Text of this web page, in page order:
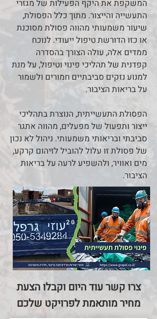
המשקפת את היקף הפעילות של מגזרי
התעשייה והייצור. מתוך כלל הפסולת,
שיעור משמעותי מהווה פסולת מסוכנת
או כזו הדורשת טיפול ייעודי. לנוכח
ממדים אלה, עולה הצורך בהסדרה
קפדנית של תהליכי פינוי וטיפול, על מנת
למנוע נזקים סביבתיים חמורים ולשמור
על בריאות הציבור.
הפסולת התעשייתית, הנוצרת בתהליכי
ייצור ותפעול של מפעלים, מהווה אתגר
סביבתי ובריאותי משמעותי. ניהול לא נכון
של פסולת זו עלול להוביל לזיהום קרקע,
מים ואוויר, ולהשפיע לרעה על בריאות
הציבור.
צרו קשר עוד היום וקבלו הצעת
מחיר מותאמת לפרויקט שלכם